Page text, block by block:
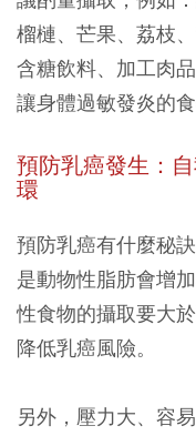
榴槤、芒果、荔枝
含糖飲料、加工肉
讓身體過敏發炎的
預防乳癌發生：
環
預防乳癌有什麼秘
是動物性脂肪會增
性食物的攝取要大
降低乳癌風險。
另外，壓力大、容